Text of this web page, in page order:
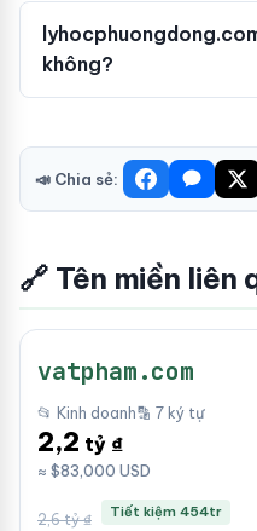
không?
📣 Chia sẻ:
🔗 Tên miền liên
vatpham.com
📂 Kinh doanh🔡 7 ký tự
2,2 tỷ ₫
≈ $83,000 USD
2,6 tỷ ₫ Tiết kiệm 454tr